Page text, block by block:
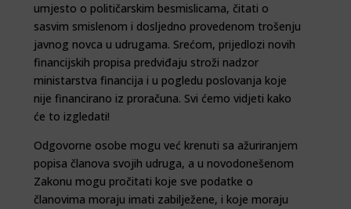
umjesto o političarskim besmislicama, čitati o
sasvim smislenom i dosljedno provedenom trošenju
javnog novca u udrugama. Srećom, prijedlozi novih
financijskih propisa predviđaju stroži nadzor
ministarstva financija i u pogledu poslovanja koje
nije financirano iz proračuna. Svi ćemo vidjeti kako
će to izgledati!
Odgovorne osobe mogu već krenuti sa ažuriranjem
popisa članova svojih udruga, a u novodonešenom
Zakonu mogu pročitati koje sve podatke o
članovima moraju imati zabilježene, i koje moraju